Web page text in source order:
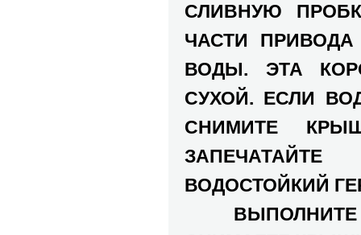
СЛИВНУЮ
ЧАСТИ
ВОДЫ. ЭТА
СУХОЙ. ЕСЛИ
СНИМИТЕ
ВОДОСТОЙКИЙ
ВЫПОЛНИТЕ